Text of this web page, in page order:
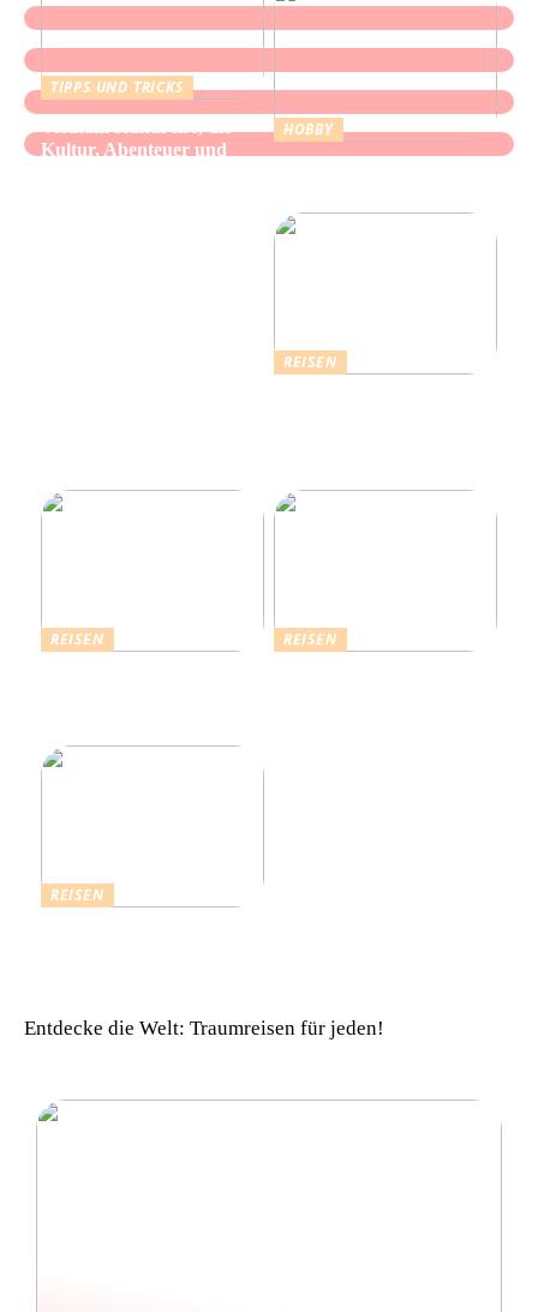
TIPPS UND TRICKS
Kultur, Abenteuer und
HOBBY
REISEN
REISEN
REISEN
REISEN
Entdecke die Welt: Traumreisen für jeden!